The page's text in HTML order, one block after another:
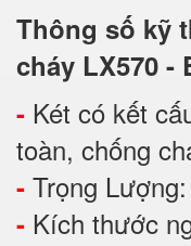
Thông số kỹ
cháy LX570 -
- Két có kết
toàn, chống
- Trọng
- Kích thước